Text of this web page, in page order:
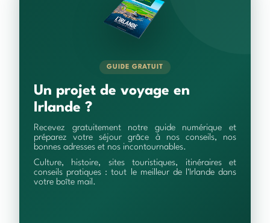
GUIDE GRATUIT
Un projet de voyage en
Irlande ?
Recevez gratuitement notre guide numérique et
préparez votre séjour grâce à nos conseils, nos
bonnes adresses et nos incontournables.
Culture, histoire, sites touristiques, itinéraires et
conseils pratiques : tout le meilleur de l'Irlande dans
votre boîte mail.